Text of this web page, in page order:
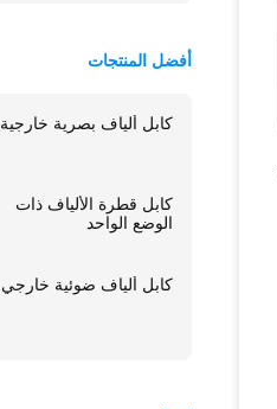
أفضل المنتجات
كابل ألياف بصرية خارجية
كابل قطرة الألياف ذات
الوضع الواحد
كابل ألياف ضوئية خارجي